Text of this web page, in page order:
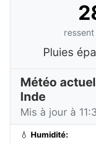
Pluies
Météo
Inde
Mis à jour à
💧 Humidité: